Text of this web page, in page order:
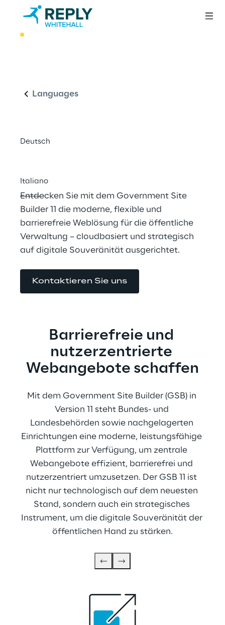
Languages
Deutsch
Italiano
Weblösungen für
Verwaltung
Entdecken Sie mit dem Government Site
Builder 11 die moderne, flexible und
barrierefreie Weblösung für die öffentliche
Verwaltung – cloudbasiert und strategisch
auf digitale Souveränität ausgerichtet.
Kontaktieren Sie uns
Barrierefreie und
nutzerzentrierte
Webangebote schaffen
Mit dem Government Site Builder (GSB) in
Version 11 steht Bundes- und
Landesbehörden sowie nachgelagerten
Einrichtungen eine moderne, leistungsfähige
Plattform zur Verfügung, um zentrale
Webangebote effizient, barrierefrei und
nutzerzentriert umzusetzen. Der GSB 11 ist
nicht nur technologisch auf dem neuesten
Stand, sondern auch ein strategisches
Instrument, um die digitale Souveränität der
öffentlichen Hand zu stärken.